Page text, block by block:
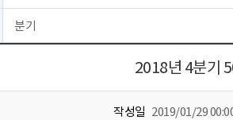
분기
2018년 4분기
작성일 2019/01/29